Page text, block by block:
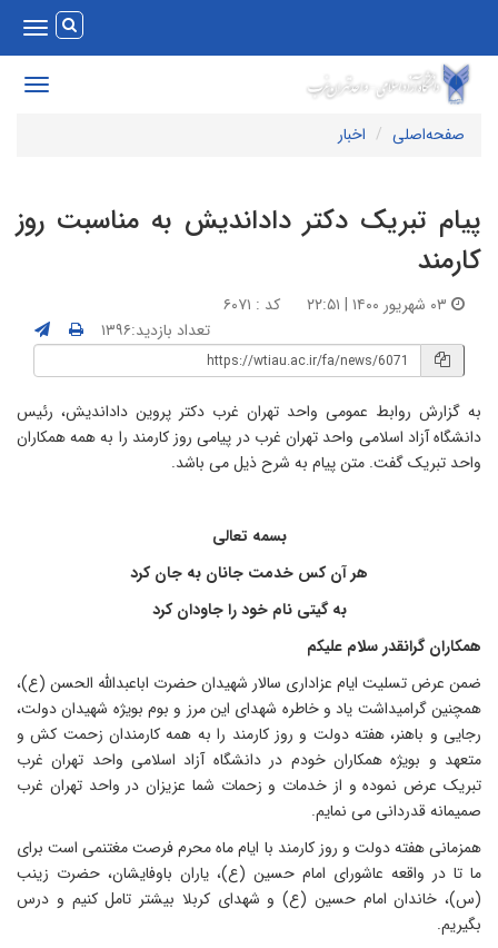
Toggle
Toggle
صفحه‌اصلی
اخبار
تبریک دکتر داداندیش به مناسبت روز
کد : ۶۰۷۱
تعداد بازدید:۱۳۹۶
گزارش روابط عمومی واحد تهران غرب دکتر پروین داداندیش، رئیس
آزاد اسلامی واحد تهران غرب در پیامی روز کارمند را به همه همکاران
تبریک گفت. متن پیام به شرح ذیل می باشد.
بسمه تعالی
هر آن کس خدمت جانان به جان کرد
به گیتی نام خود را جاودان کرد
گرانقدر سلام علیکم
عرض تسلیت ایام عزاداری سالار شهیدان حضرت اباعبدالله الحسن (ع)،
گرامیداشت یاد و خاطره شهدای این مرز و بوم بویژه شهیدان دولت،
و باهنر، هفته دولت و روز کارمند را به همه کارمندان زحمت کش و
و بویژه همکاران خودم در دانشگاه آزاد اسلامی واحد تهران غرب
عرض نموده و از خدمات و زحمات شما عزیزان در واحد تهران غرب
قدردانی می نمایم.
هفته دولت و روز کارمند با ایام ماه محرم فرصت مغتنمی است برای
تا در واقعه عاشورای امام حسین (ع)، یاران باوفایشان، حضرت زینب
خاندان امام حسین (ع) و شهدای کربلا بیشتر تامل کنیم و درس